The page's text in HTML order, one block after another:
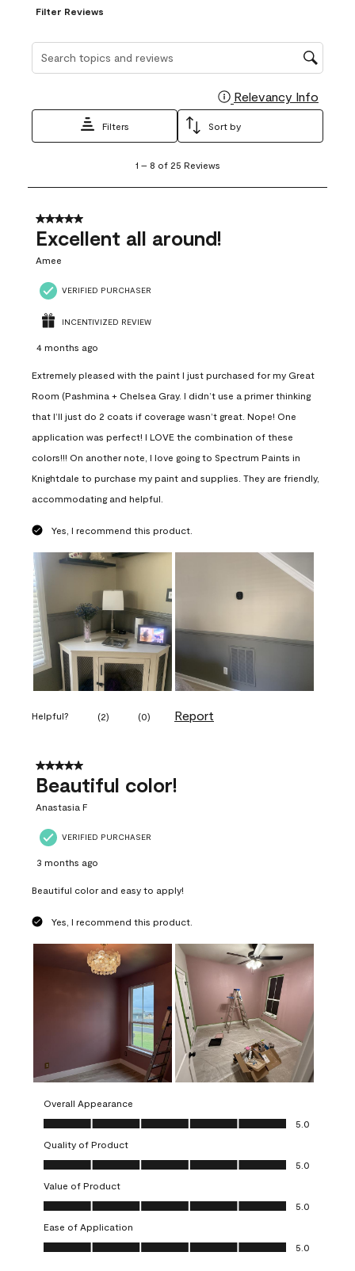
Filter Reviews
Relevancy Info
Filters Sort by
8
25
Reviews
1 – 8 of 25 Reviews
5 out of 5 stars.
Excellent all around!
Amee
VERIFIED PURCHASER
INCENTIVIZED REVIEW
4 months ago
Extremely pleased with the paint I just purchased for my Great
Room (Pashmina + Chelsea Gray. I didn’t use a primer thinking
that I’ll just do 2 coats if coverage wasn’t great. Nope! One
application was perfect! I LOVE the combination of these
colors!!! On another note, I love going to Spectrum Paints in
Knightdale to purchase my paint and supplies. They are friendly,
accommodating and helpful.
Yes, I recommend this product.
Helpful? (2) (0) Report
5 out of 5 stars.
Beautiful color!
Anastasia F
VERIFIED PURCHASER
3 months ago
Beautiful color and easy to apply!
Yes, I recommend this product.
Overall Appearance
Overall Appearance, 5.0 out of 5
5.0
Quality of Product
Quality of Product, 5.0 out of 5
5.0
Value of Product
Value of Product, 5.0 out of 5
5.0
Ease of Application
Ease of Application, 5.0 out of 5
5.0